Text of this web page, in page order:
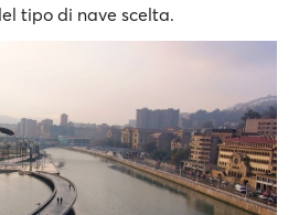
tipo di nave scelta.